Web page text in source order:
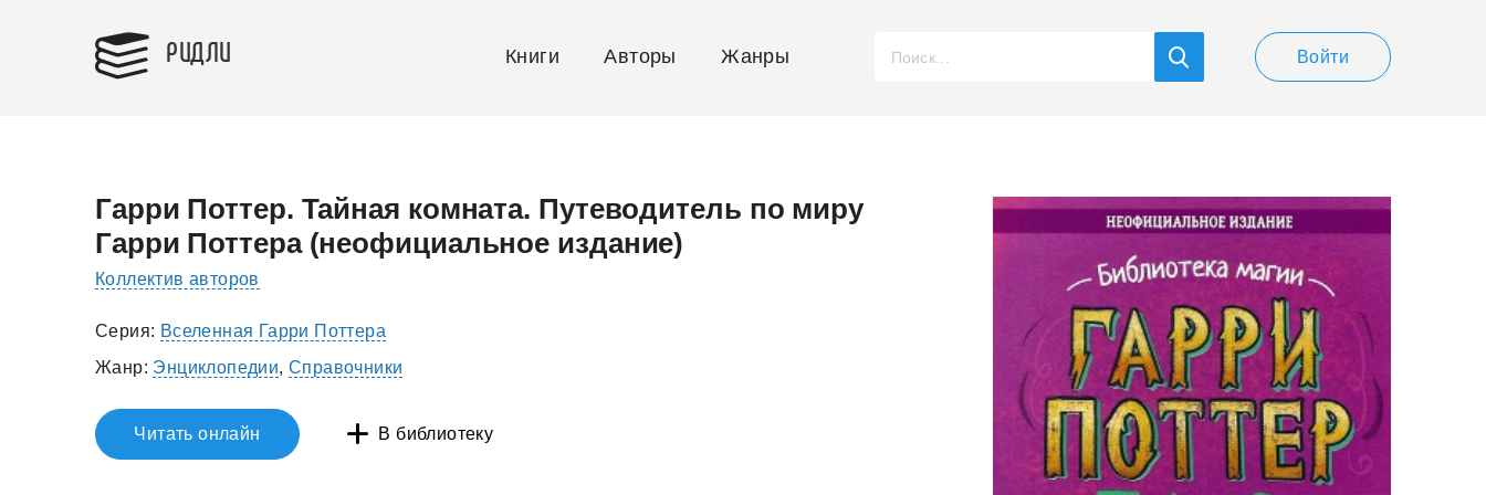
РИДЛИ Книги Авторы Жанры Войти
Гарри Поттер. Тайная комната. Путеводитель по миру
Гарри Поттера (неофициальное издание)
Коллектив авторов
Серия: Вселенная Гарри Поттера
Жанр: Энциклопедии,Справочники
Читать онлайн В библиотеку